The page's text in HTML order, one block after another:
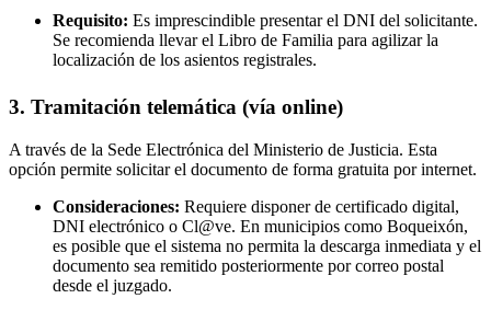
Requisito: Es imprescindible presentar el DNI del solicitante.
Se recomienda llevar el Libro de Familia para agilizar la
localización de los asientos registrales.
3. Tramitación telemática (vía online)
A través de la Sede Electrónica del Ministerio de Justicia. Esta
opción permite solicitar el documento de forma gratuita por internet.
Consideraciones: Requiere disponer de certificado digital,
DNI electrónico o Cl@ve. En municipios como Boqueixón,
es posible que el sistema no permita la descarga inmediata y el
documento sea remitido posteriormente por correo postal
desde el juzgado.